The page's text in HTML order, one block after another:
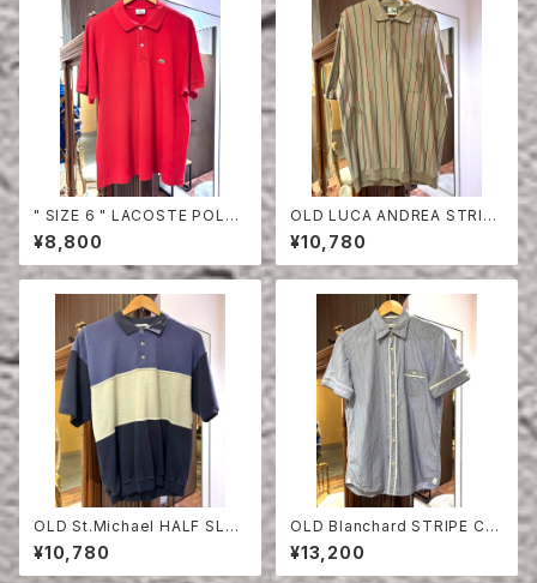
" SIZE 6 " LACOSTE POLO
SHIRT RED
¥8,800
OLD LUCA ANDREA STRIPE
COTTON HALF SLEEVE SHI
RT
¥10,780
OLD St.Michael HALF SLEE
¥10,780
OLD Blanchard STRIPE CO
TTON HALF SLEEVE SHIRT
¥13,200